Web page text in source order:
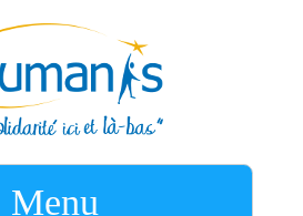
Menu